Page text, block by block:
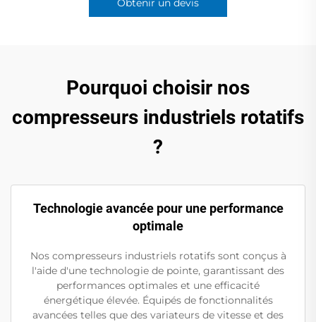
Obtenir un devis
Pourquoi choisir nos
compresseurs industriels rotatifs
?
Technologie avancée pour une performance
optimale
Nos compresseurs industriels rotatifs sont conçus à
l'aide d'une technologie de pointe, garantissant des
performances optimales et une efficacité
énergétique élevée. Équipés de fonctionnalités
avancées telles que des variateurs de vitesse et des